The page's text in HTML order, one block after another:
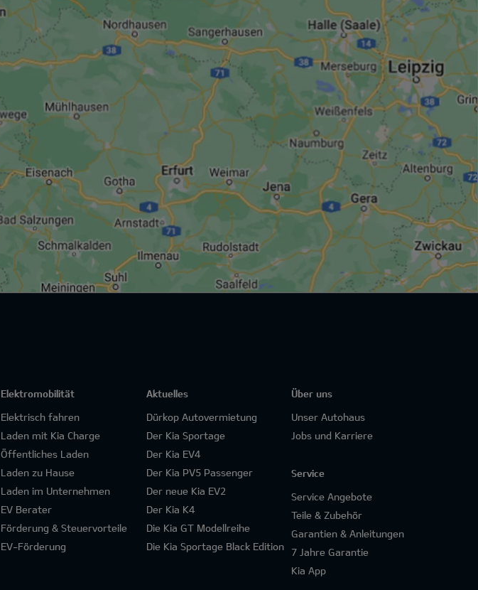
Elektromobilität
Elektrisch fahren
Laden mit Kia Charge
Öffentliches Laden
Laden zu Hause
Laden im Unternehmen
EV Berater
Förderung & Steuervorteile
EV-Förderung
Aktuelles
Dürkop Autovermietung
Der Kia Sportage
Der Kia EV4
Der Kia PV5 Passenger
Der neue Kia EV2
Der Kia K4
Die Kia GT Modellreihe
Die Kia Sportage Black Edition
Über uns
Unser Autohaus
Jobs und Karriere
Service
Service Angebote
Teile & Zubehör
Garantien & Anleitungen
7 Jahre Garantie
Kia App